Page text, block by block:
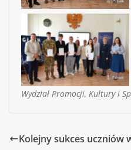
Wydział Promocji, Kultury i
Kolejny sukces uczniów